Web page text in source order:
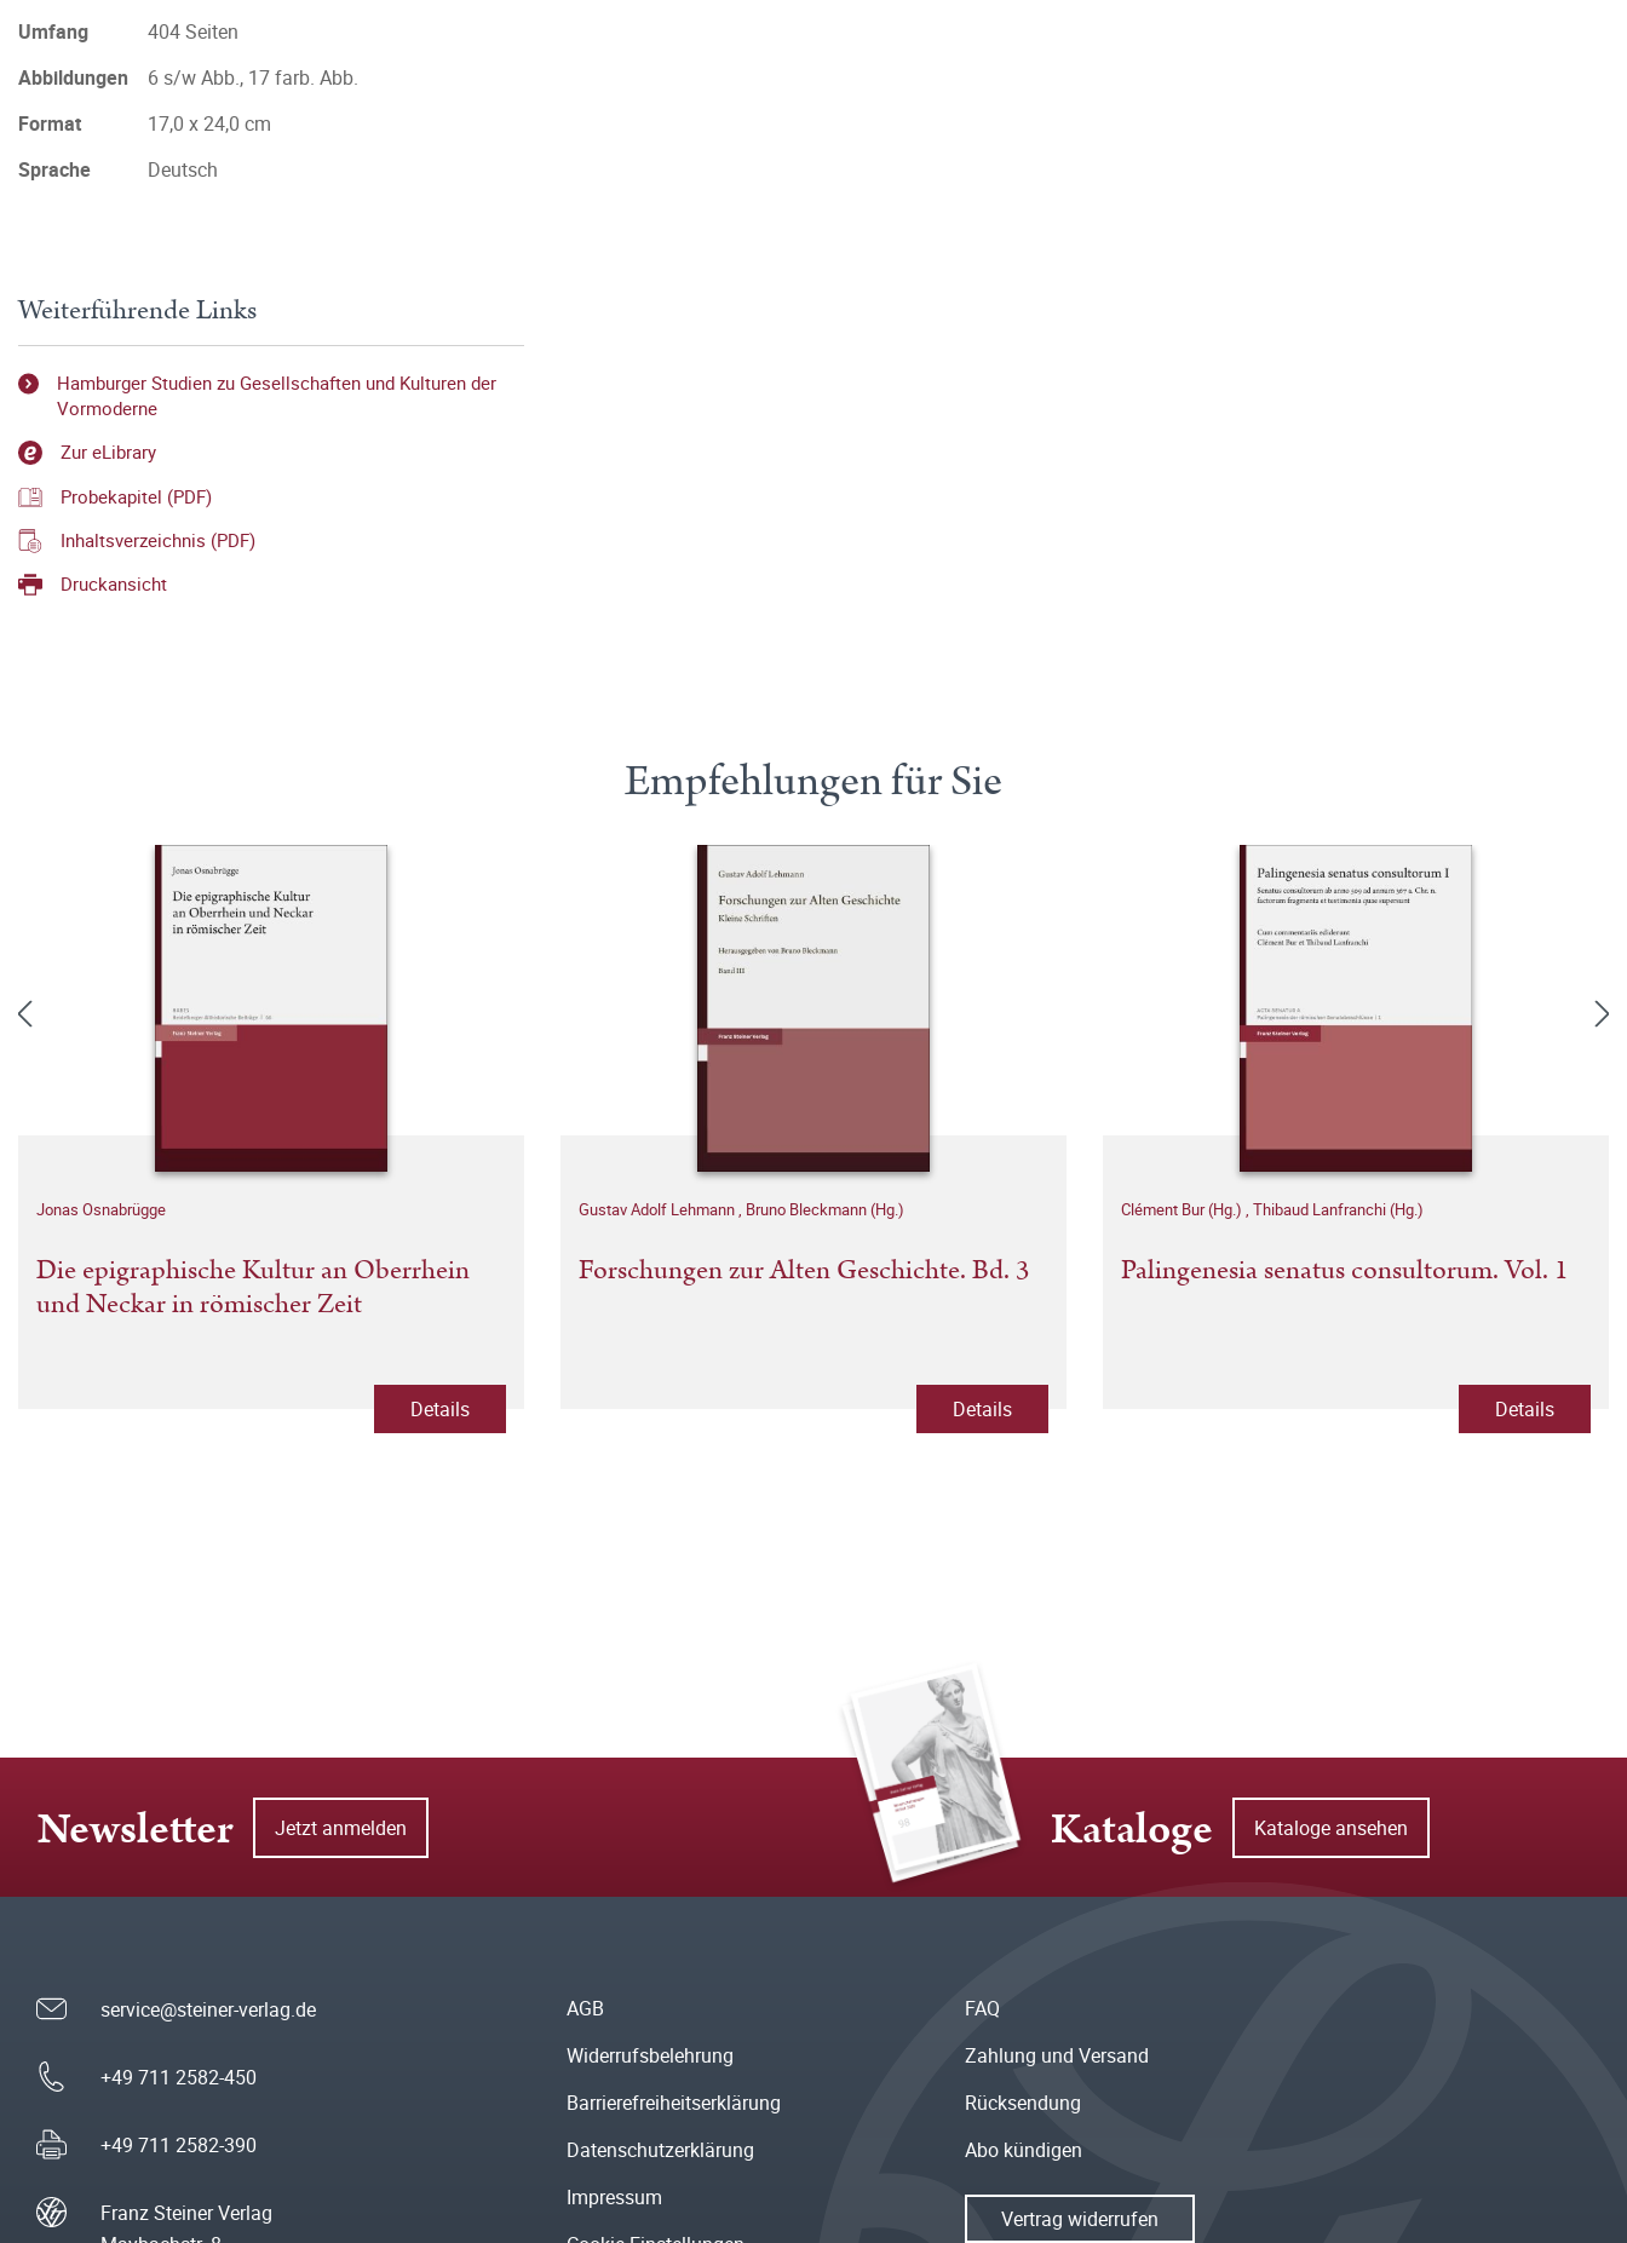
Umfang
404 Seiten
Abbildungen
6 s/w Abb., 17 farb. Abb.
Format
17,0 x 24,0 cm
Sprache
Deutsch
Weiterführende Links
Hamburger Studien zu Gesellschaften und Kulturen der
Vormoderne
Zur eLibrary
Probekapitel (PDF)
Inhaltsverzeichnis (PDF)
Druckansicht
Empfehlungen für Sie
Jonas Osnabrügge
Die epigraphische Kultur an Oberrhein
und Neckar in römischer Zeit
Details
Gustav Adolf Lehmann, Bruno Bleckmann (Hg.)
Forschungen zur Alten Geschichte. Bd. 3
Details
Clément Bur (Hg.) , Thibaud Lanfranchi (Hg.)
Palingenesia senatus consultorum. Vol. 1
Details
Newsletter Jetzt anmelden Kataloge Kataloge ansehen
service@steiner-verlag.de
+49 711 2582-450
+49 711 2582-390
Franz Steiner Verlag
AGB
Widerrufsbelehrung
Barrierefreiheitserklärung
Datenschutzerklärung
Impressum
FAQ
Zahlung und Versand
Rücksendung
Abo kündigen
Vertrag widerrufen